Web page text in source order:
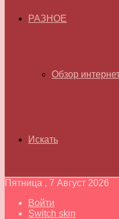
РАЗНОЕ
Обзор
Искать
Пятница , 7 Август 2026
Войти
Switch skin